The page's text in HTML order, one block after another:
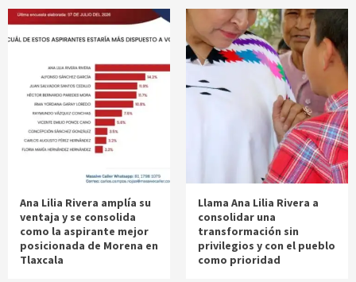
Ana Lilia Rivera amplía su
ventaja y se consolida
como la aspirante mejor
posicionada de Morena en
Tlaxcala
Llama Ana Lilia Rivera a
consolidar una
transformación sin
privilegios y con el pueblo
como prioridad